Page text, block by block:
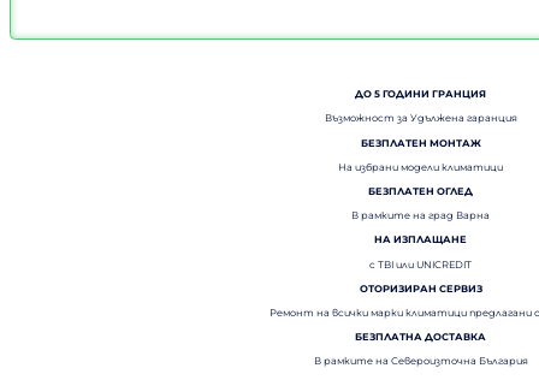
ДО 5 ГОДИНИ ГРАНЦИЯ
Възможност за Удължена гаранция
БЕЗПЛАТЕН МОНТАЖ
На избрани модели климатици
БЕЗПЛАТЕН ОГЛЕД
В рамките на град Варна
НА ИЗПЛАЩАНЕ
с TBI или UNICREDIT
ОТОРИЗИРАН СЕРВИЗ
Ремонт на всички марки климатици предлагани
БЕЗПЛАТНА ДОСТАВКА
В рамките на Североизточна България